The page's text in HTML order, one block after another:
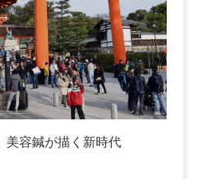
美容鍼が描く新時代